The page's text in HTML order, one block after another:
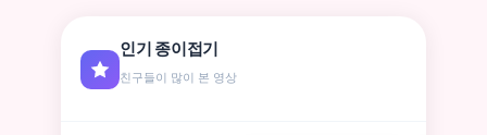
인기 종이접기
친구들이 많이 본 영상